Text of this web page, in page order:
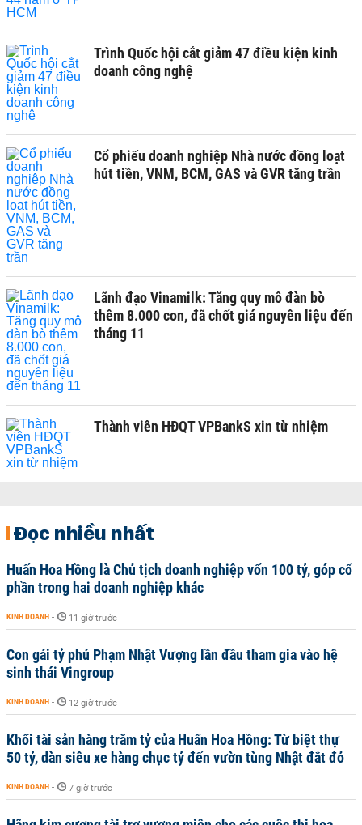
Trình Quốc hội cắt giảm 47 điều kiện kinh
doanh công nghệ
Cổ phiếu doanh nghiệp Nhà nước đồng loạt
hút tiền, VNM, BCM, GAS và GVR tăng trần
Lãnh đạo Vinamilk: Tăng quy mô đàn bò
thêm 8.000 con, đã chốt giá nguyên liệu đến
tháng 11
Thành viên HĐQT VPBankS xin từ nhiệm
Đọc nhiều nhất
Huấn Hoa Hồng là Chủ tịch doanh nghiệp vốn 100 tỷ, góp cổ
phần trong hai doanh nghiệp khác
KINH DOANH - 11 giờ trước
Con gái tỷ phú Phạm Nhật Vượng lần đầu tham gia vào hệ
sinh thái Vingroup
KINH DOANH - 12 giờ trước
Khối tài sản hàng trăm tỷ của Huấn Hoa Hồng: Từ biệt thự
50 tỷ, dàn siêu xe hàng chục tỷ đến vườn tùng Nhật đắt đỏ
KINH DOANH - 7 giờ trước